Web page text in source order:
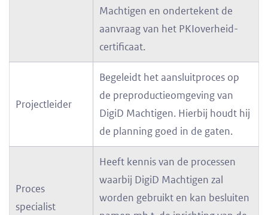
Machtigen en ondertekent de
aanvraag van het PKIoverheid-
certificaat.
Projectleider
Begeleidt het aansluitproces op
de preproductieomgeving van
DigiD Machtigen. Hierbij houdt hij
de planning goed in de gaten.
Proces
specialist
Heeft kennis van de processen
waarbij DigiD Machtigen zal
worden gebruikt en kan besluiten